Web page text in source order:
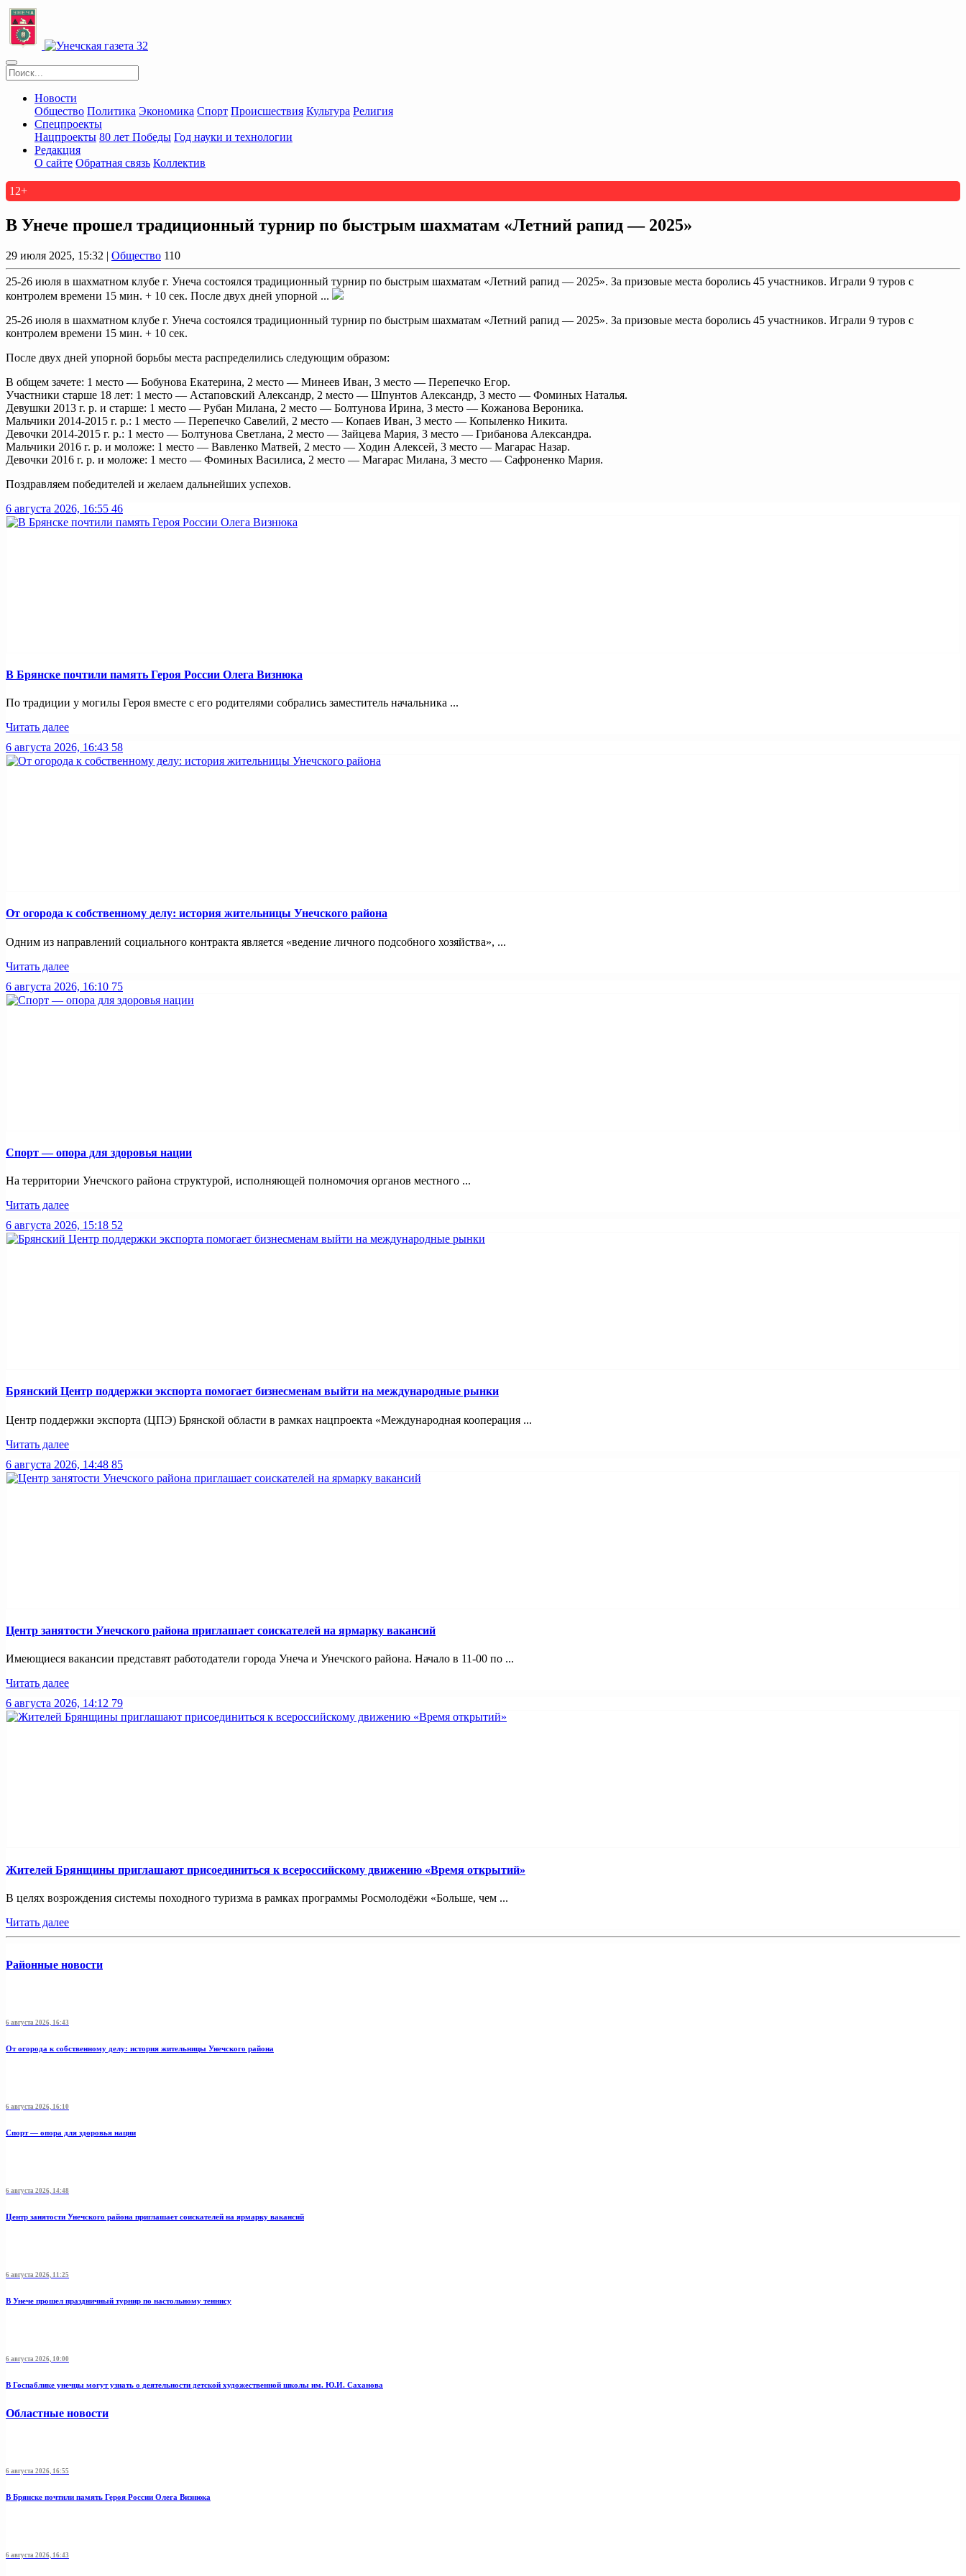
Новости
Общество Политика Экономика Спорт Происшествия Культура Религия
Спецпроекты
Нацпроекты 80 лет Победы Год науки и технологии
Редакция
О сайте Обратная связь Коллектив
12+
В Унече прошел традиционный турнир по быстрым шахматам «Летний рапид — 2025»
29 июля 2025, 15:32 | Общество 110
25-26 июля в шахматном клубе г. Унеча состоялся традиционный турнир по быстрым шахматам «Летний рапид — 2025». За призовые места боролись 45 участников. Играли 9 туров с
контролем времени 15 мин. + 10 сек. После двух дней упорной ...
25-26 июля в шахматном клубе г. Унеча состоялся традиционный турнир по быстрым шахматам «Летний рапид — 2025». За призовые места боролись 45 участников. Играли 9 туров с
контролем времени 15 мин. + 10 сек.
После двух дней упорной борьбы места распределились следующим образом:
В общем зачете: 1 место — Бобунова Екатерина, 2 место — Минеев Иван, 3 место — Перепечко Егор.
Участники старше 18 лет: 1 место — Астаповский Александр, 2 место — Шпунтов Александр, 3 место — Фоминых Наталья.
Девушки 2013 г. р. и старше: 1 место — Рубан Милана, 2 место — Болтунова Ирина, 3 место — Кожанова Вероника.
Мальчики 2014-2015 г. р.: 1 место — Перепечко Савелий, 2 место — Копаев Иван, 3 место — Копыленко Никита.
Девочки 2014-2015 г. р.: 1 место — Болтунова Светлана, 2 место — Зайцева Мария, 3 место — Грибанова Александра.
Мальчики 2016 г. р. и моложе: 1 место — Вавленко Матвей, 2 место — Ходин Алексей, 3 место — Магарас Назар.
Девочки 2016 г. р. и моложе: 1 место — Фоминых Василиса, 2 место — Магарас Милана, 3 место — Сафроненко Мария.
Поздравляем победителей и желаем дальнейших успехов.
6 августа 2026, 16:55 46
В Брянске почтили память Героя России Олега Визнюка
По традиции у могилы Героя вместе с его родителями собрались заместитель начальника ...
Читать далее
6 августа 2026, 16:43 58
От огорода к собственному делу: история жительницы Унечского района
Одним из направлений социального контракта является «ведение личного подсобного хозяйства», ...
Читать далее
6 августа 2026, 16:10 75
Спорт — опора для здоровья нации
На территории Унечского района структурой, исполняющей полномочия органов местного ...
Читать далее
6 августа 2026, 15:18 52
Брянский Центр поддержки экспорта помогает бизнесменам выйти на международные рынки
Центр поддержки экспорта (ЦПЭ) Брянской области в рамках нацпроекта «Международная кооперация ...
Читать далее
6 августа 2026, 14:48 85
Центр занятости Унечского района приглашает соискателей на ярмарку вакансий
Имеющиеся вакансии представят работодатели города Унеча и Унечского района. Начало в 11-00 по ...
Читать далее
6 августа 2026, 14:12 79
Жителей Брянщины приглашают присоединиться к всероссийскому движению «Время открытий»
В целях возрождения системы походного туризма в рамках программы Росмолодёжи «Больше, чем ...
Читать далее
Районные новости
6 августа 2026, 16:43
От огорода к собственному делу: история жительницы Унечского района
6 августа 2026, 16:10
Спорт — опора для здоровья нации
6 августа 2026, 14:48
Центр занятости Унечского района приглашает соискателей на ярмарку вакансий
6 августа 2026, 11:25
В Унече прошел праздничный турнир по настольному теннису
6 августа 2026, 10:00
В Госпаблике унечцы могут узнать о деятельности детской художественной школы им. Ю.И. Саханова
Областные новости
6 августа 2026, 16:55
В Брянске почтили память Героя России Олега Визнюка
6 августа 2026, 16:43